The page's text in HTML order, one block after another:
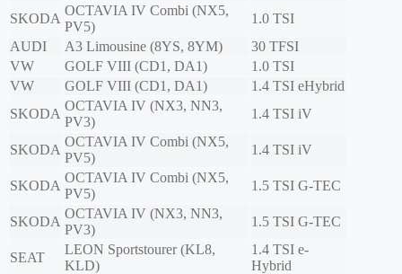
SKODA
OCTAVIA IV Combi (NX5,
PV5)
1.0 TSI
AUDI
A3 Limousine (8YS, 8YM)
30 TFSI
VW
GOLF VIII (CD1, DA1)
1.0 TSI
VW
GOLF VIII (CD1, DA1)
1.4 TSI eHybrid
SKODA
OCTAVIA IV (NX3, NN3,
PV3)
1.4 TSI iV
SKODA
OCTAVIA IV Combi (NX5,
PV5)
1.4 TSI iV
SKODA
OCTAVIA IV Combi (NX5,
PV5)
1.5 TSI G-TEC
SKODA
OCTAVIA IV (NX3, NN3,
PV3)
1.5 TSI G-TEC
SEAT
LEON Sportstourer (KL8,
KLD)
1.4 TSI e-
Hybrid